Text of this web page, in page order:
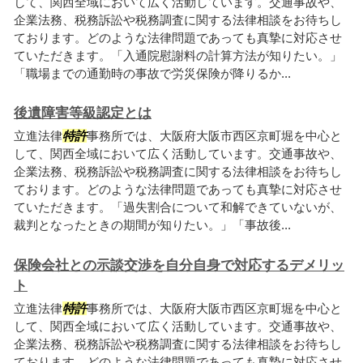
企業法務、税務訴訟や税務調査に関する法律相談をお待ちし
ております。どのような法律問題であっても真摯に対応させ
ていただきます。「入通院慰謝料の計算方法が知りたい。」
「職場までの通勤時の事故で労災保険が降りるか...
後遺障害等級認定とは
立進法律特許事務所では、大阪府大阪市西区京町堀を中心と
して、関西全域において広く活動しています。交通事故や、
企業法務、税務訴訟や税務調査に関する法律相談をお待ちし
ております。どのような法律問題であっても真摯に対応させ
ていただきます。「過失割合について和解できていないが、
裁判となったときの期間が知りたい。」「事故後...
保険会社との示談交渉を自分自身で対応するデメリッ
ト
立進法律特許事務所では、大阪府大阪市西区京町堀を中心と
して、関西全域において広く活動しています。交通事故や、
企業法務、税務訴訟や税務調査に関する法律相談をお待ちし